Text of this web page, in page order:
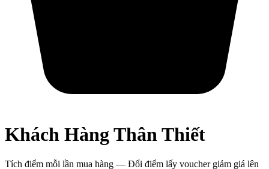
Khách Hàng Thân Thiết
Tích điểm mỗi lần mua hàng — Đổi điểm lấy voucher giảm giá lên